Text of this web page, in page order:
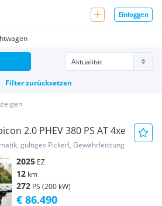
Einloggen
Filter zurücksetzen
2.0 PHEV 380 PS AT 4xe
gültiges Pickerl, Gewährleistung
2025 EZ
12 km
272 PS (200 kW)
€ 86.490